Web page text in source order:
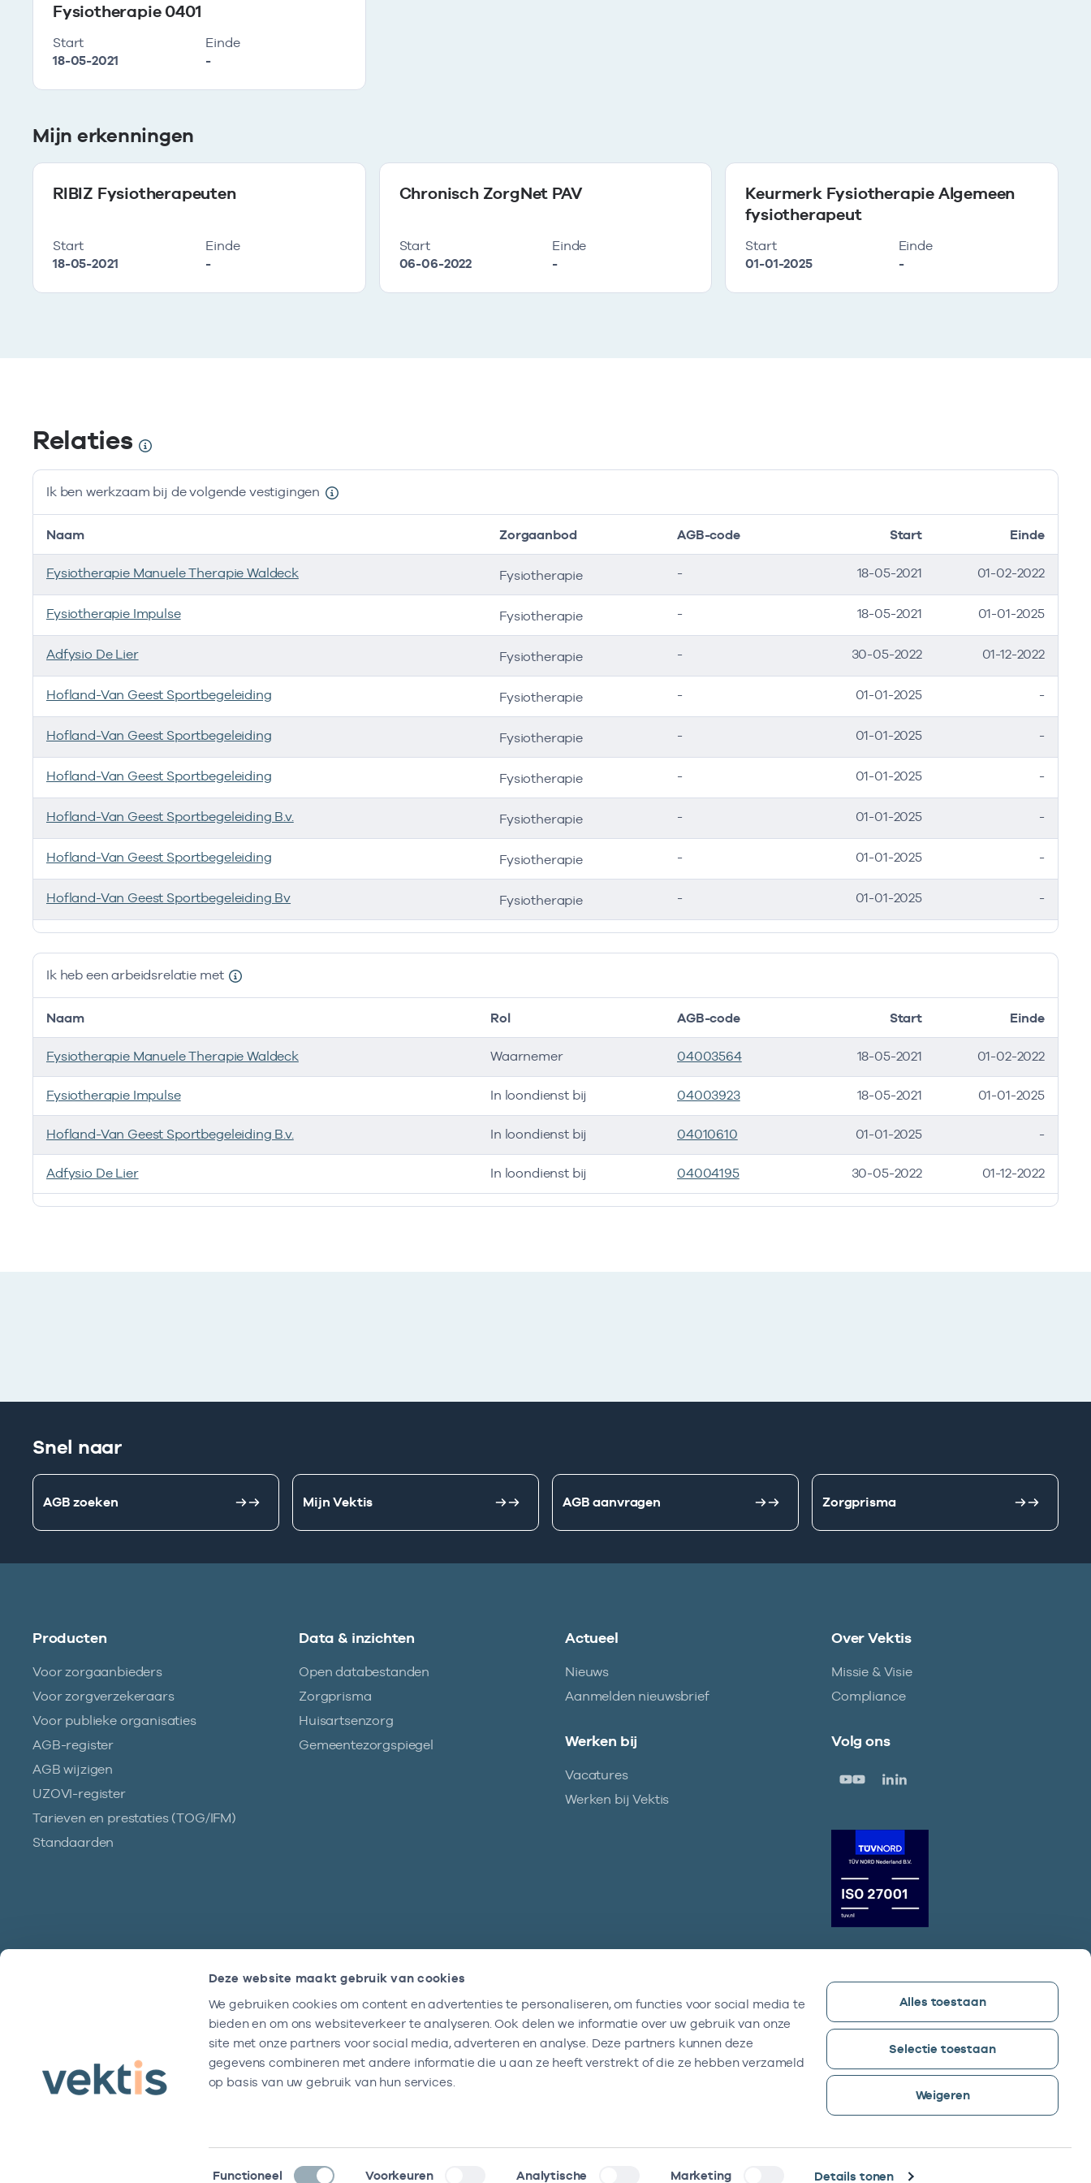
Deze website maakt gebruik van cookies
We gebruiken cookies om content en advertenties te personaliseren, om functies voor social media te
bieden en om ons websiteverkeer te analyseren. Ook delen we informatie over uw gebruik van onze
site met onze partners voor social media, adverteren en analyse. Deze partners kunnen deze
gegevens combineren met andere informatie die u aan ze heeft verstrekt of die ze hebben verzameld
op basis van uw gebruik van hun services.
Toestemmingsselectie
Functioneel Voorkeuren Analytische Marketing Details tonen
Alles toestaan
Selectie toestaan
Weigeren
Fysiotherapie 0401
Start
18-05-2021
Einde
-
Mijn erkenningen
RIBIZ Fysiotherapeuten
Start
18-05-2021
Einde
-
Chronisch ZorgNet PAV
Start
06-06-2022
Einde
-
Keurmerk Fysiotherapie Algemeen
fysiotherapeut
Start
01-01-2025
Einde
-
Relaties
Ik ben werkzaam bij de volgende vestigingen
Ik ben werkzaam bij de volgende vestigingen
Naam Zorgaanbod AGB-code Start Einde
Fysiotherapie Manuele Therapie Waldeck Fysiotherapie - 18-05-2021 01-02-2022
Fysiotherapie Impulse Fysiotherapie - 18-05-2021 01-01-2025
Adfysio De Lier Fysiotherapie - 30-05-2022 01-12-2022
Hofland-Van Geest Sportbegeleiding Fysiotherapie - 01-01-2025 -
Hofland-Van Geest Sportbegeleiding Fysiotherapie - 01-01-2025 -
Hofland-Van Geest Sportbegeleiding Fysiotherapie - 01-01-2025 -
Hofland-Van Geest Sportbegeleiding B.v. Fysiotherapie - 01-01-2025 -
Hofland-Van Geest Sportbegeleiding Fysiotherapie - 01-01-2025 -
Hofland-Van Geest Sportbegeleiding Bv Fysiotherapie - 01-01-2025 -
Ik heb een arbeidsrelatie met
Ik heb een arbeidsrelatie met
Naam Rol AGB-code Start Einde
Fysiotherapie Manuele Therapie Waldeck Waarnemer 04003564 18-05-2021 01-02-2022
Fysiotherapie Impulse In loondienst bij 04003923 18-05-2021 01-01-2025
Hofland-Van Geest Sportbegeleiding B.v. In loondienst bij 04010610 01-01-2025 -
Adfysio De Lier In loondienst bij 04004195 30-05-2022 01-12-2022
Snel naar
AGB zoeken Mijn Vektis AGB aanvragen Zorgprisma
Producten
Voor zorgaanbieders
Voor zorgverzekeraars
Voor publieke organisaties
AGB-register
AGB wijzigen
UZOVI-register
Tarieven en prestaties (TOG/IFM)
Standaarden
Data & inzichten
Open databestanden
Zorgprisma
Huisartsenzorg
Gemeentezorgspiegel
Actueel
Nieuws
Aanmelden nieuwsbrief
Over Vektis
Missie & Visie
Compliance
Werken bij
Vacatures
Werken bij Vektis
Volg ons
We zijn doordeweeks bereikbaar tussen
Nieuwsbrief
Altijd op de hoogte blijven van al onze
nieuwtjes? Schrijf je nu in.
Vektis bezoekadres
Sparrenheuvel 18, Gebouw B,
3708 JE Zeist
Algemene voorwaarden Privacy- en cookieverklaring Kwetsbaarheid melden